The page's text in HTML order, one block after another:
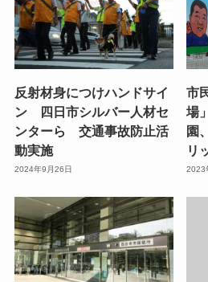
反射材身につけハンドサイ
ン 四日市シルバー人材セ
ンターら 交通事故防止活
動実施
2024年9月26日
市
場
園
リ
2023